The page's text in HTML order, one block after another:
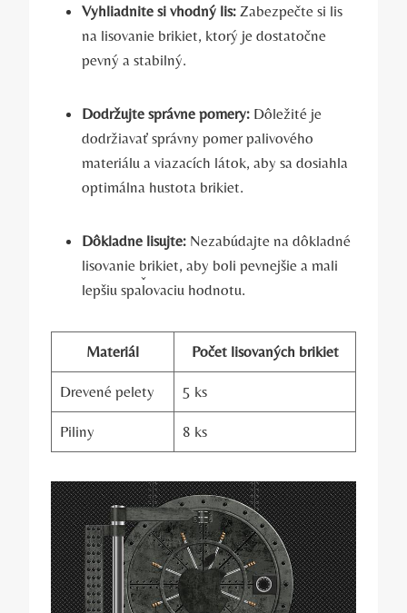
Vyhliadnite si ‌vhodný lis: Zabezpečte si lis
na lisovanie ‌brikiet, ktorý je ⁣dostatočne
pevný ​a stabilný.
Dodržujte správne pomery: Dôležité je
dodržiavať správny pomer palivového
materiálu a viazacích látok, aby sa dosiahla
optimálna ‍hustota ​brikiet.
Dôkladne lisujte: Nezabúdajte na dôkladné
lisovanie brikiet, aby boli pevnejšie a mali
lepšiu spaľovaciu hodnotu.
Materiál Počet lisovaných brikiet
Drevené pelety 5 ks
Piliny 8 ks